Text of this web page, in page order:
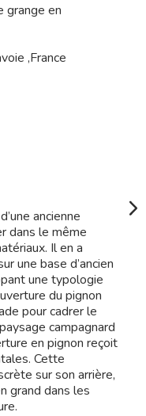
grange en
,France
ancienne
dans le même
Il en a
une base d’ancien
une typologie
du pignon
pour cadrer le
campagnard
en pignon reçoit
Cette
sur son arrière,
grand dans les